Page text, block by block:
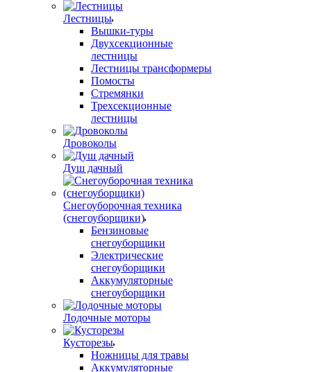
Лестницы
Вышки-туры
Двухсекционные
лестницы
Лестницы трансформеры
Помосты
Стремянки
Трехсекционные
лестницы
Дровоколы
Душ дачный
Снегоуборочная техника
(снегоуборщики)
Бензиновые
снегоуборщики
Электрические
снегоуборщики
Аккумуляторные
снегоуборщики
Лодочные моторы
Кусторезы
Ножницы для травы
Аккумуляторные